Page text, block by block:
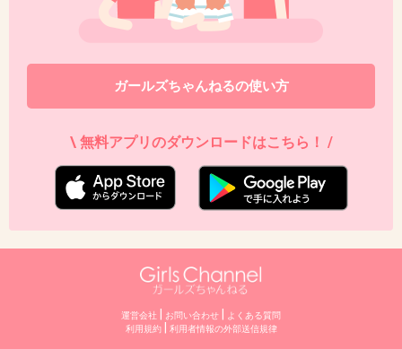
ガールズちゃんねるの使い方
\ 無料アプリのダウンロードはこちら！ /
運営会社 | お問い合わせ | よくある質問
利用規約| 利⽤者情報の外部送信規律